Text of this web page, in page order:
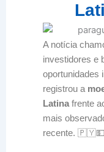
A notícia
investidores e
oportunidades
registrou a
Latina frente
mais
recente. 🇵🇾💵